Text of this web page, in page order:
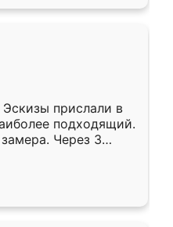
Эскизы прислали в
подходящий.
Через 3
Остались
Ренессанс
работу!